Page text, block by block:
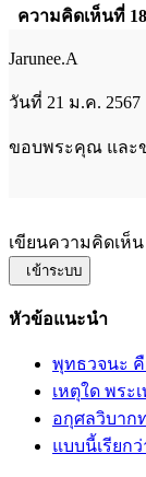
ความคิดเห็นที่ 18
Jarunee.A
วันที่ 21 ม.ค. 2567
ขอบพระคุณ และ
เขียนความคิดเห็
เข้าระบบ
หัวข้อแนะนำ
พุทธวจนะ คื
เหตุใด พระ
อกุศลวิบาก
แบบนี้เรียก